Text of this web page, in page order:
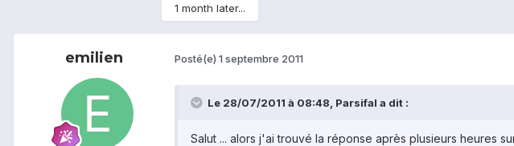
1 month later...
emilien Posté(e) 1 septembre 2011
Le 28/07/2011 à 08:48, Parsifal a dit :
Salut ... alors j'ai trouvé la réponse après plusieurs heures